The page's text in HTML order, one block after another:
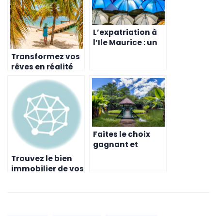
Transformez vos
rêves en réalité
expatriant à l’île
Maurice
L’expatriation à
l’Ile Maurice : un
Trouvez le bien
immobilier de vos
Faites le choix
gagnant et